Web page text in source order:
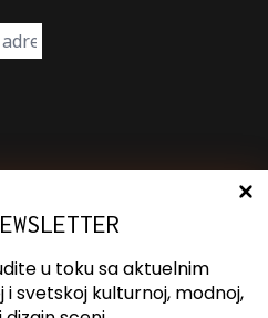
u toku sa aktuelnim
svetskoj kulturnoj, modnoj,